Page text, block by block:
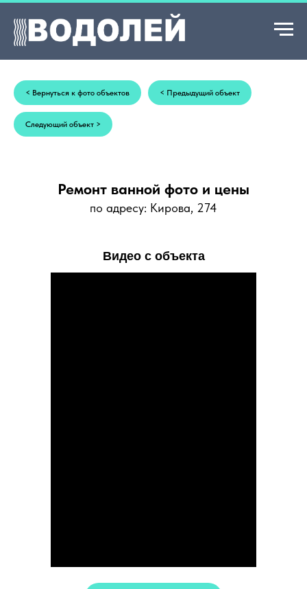
+7 993 008 69 01
< Вернуться к фото объектов < Предыдущий объект
Следующий объект >
Ремонт ванной фото и цены
по адресу: Кирова, 274
Видео с объекта